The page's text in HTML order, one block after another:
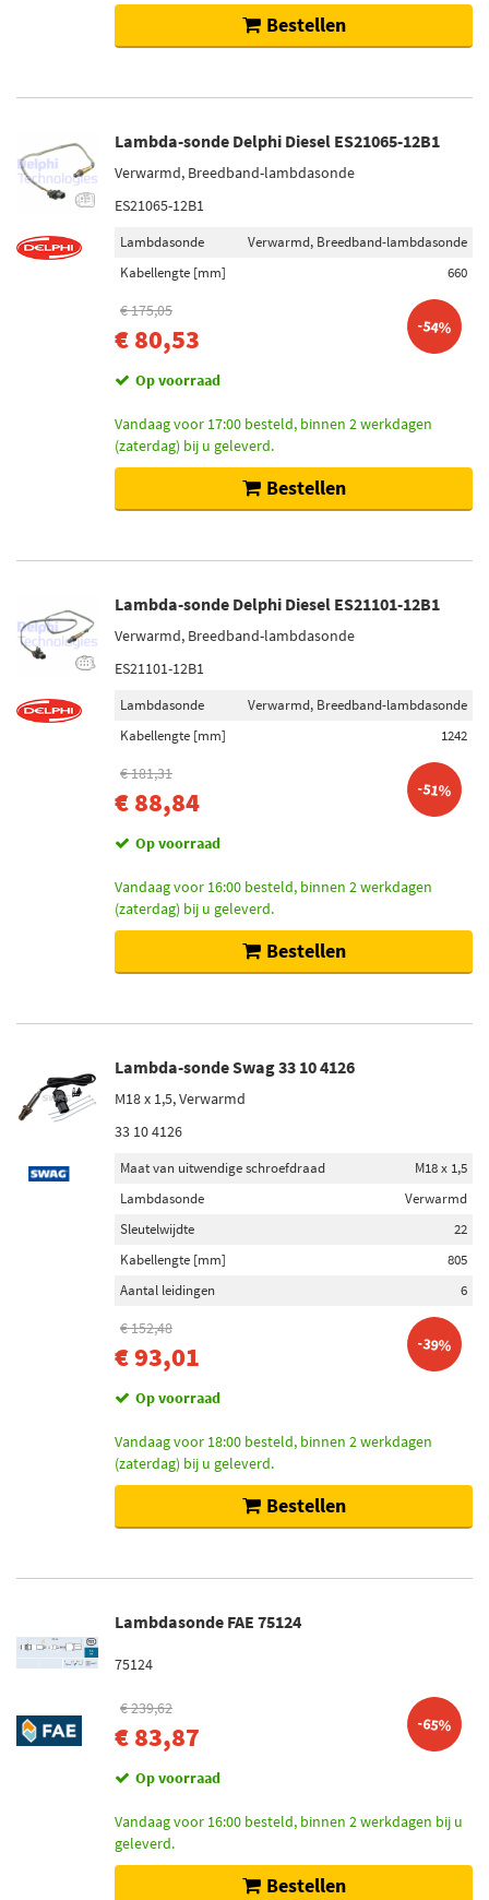
Bestellen
Lambda-sonde Delphi Diesel ES21065-12B1
Verwarmd, Breedband-lambdasonde
ES21065-12B1
Lambdasonde
Verwarmd, Breedband-lambdasonde
Kabellengte [mm]
660
€ 175,05
€ 80,53 -54%
Op voorraad
Vandaag voor 17:00 besteld, binnen 2 werkdagen
(zaterdag) bij u geleverd.
Bestellen
Lambda-sonde Delphi Diesel ES21101-12B1
Verwarmd, Breedband-lambdasonde
ES21101-12B1
Lambdasonde
Verwarmd, Breedband-lambdasonde
Kabellengte [mm]
1242
€ 181,31
€ 88,84 -51%
Op voorraad
Vandaag voor 16:00 besteld, binnen 2 werkdagen
(zaterdag) bij u geleverd.
Bestellen
Lambda-sonde Swag 33 10 4126
M18 x 1,5, Verwarmd
33 10 4126
Maat van uitwendige schroefdraad
M18 x 1,5
Lambdasonde
Verwarmd
Sleutelwijdte
22
Kabellengte [mm]
805
Aantal leidingen
6
€ 152,48
€ 93,01 -39%
Op voorraad
Vandaag voor 18:00 besteld, binnen 2 werkdagen
(zaterdag) bij u geleverd.
Bestellen
Lambdasonde FAE 75124
75124
€ 239,62
€ 83,87 -65%
Op voorraad
Vandaag voor 16:00 besteld, binnen 2 werkdagen bij u
geleverd.
Bestellen